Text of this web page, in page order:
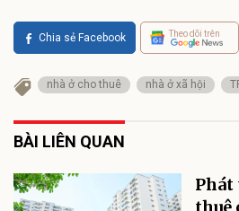
Chia sẻ Facebook Theo dõi trên
nhà ở cho thuê nhà ở xã hội
BÀI LIÊN QUAN
Phát